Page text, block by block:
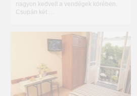
nagyon kedvelt a vendégek körében.
Csupán két …